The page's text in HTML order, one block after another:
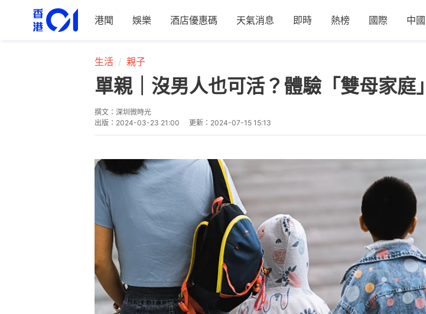
港聞 娛樂 酒店優惠碼 天氣消息 即時 熱榜 國際 中國
生活 親子
單親｜沒男人也可活？體驗「雙母家庭
撰文： 深圳微時光
出版： 2024-03-23 21:00 更新： 2024-07-15 15:13